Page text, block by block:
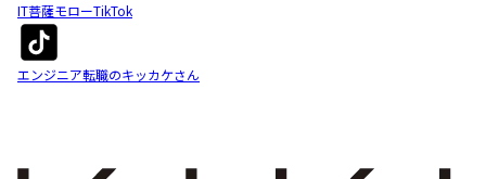
IT菩薩モローTikTok
エンジニア転職のキッカケさん